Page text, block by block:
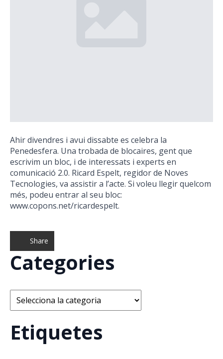
Ahir divendres i avui dissabte es celebra la
Penedesfera. Una trobada de blocaires, gent que
escrivim un bloc, i de interessats i experts en
comunicació 2.0. Ricard Espelt, regidor de Noves
Tecnologies, va assistir a l’acte. Si voleu llegir quelcom
més, podeu entrar al seu bloc:
www.copons.net/ricardespelt.
Share
Categories
Categories
Etiquetes